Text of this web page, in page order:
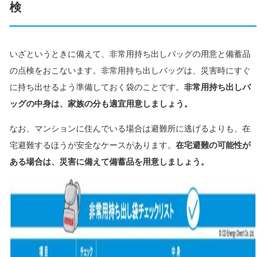
検
いざというときに備えて、非常用持ち出しバッグの用意と備蓄品
の点検をおこないます。非常用持ち出しバッグは、災害時にすぐ
に持ち出せるよう準備しておく袋のことです。 非常用持ち出しバ
ッグの中身は、家族の分も適宜用意しましょう。
なお、マンションに住んでいる場合は避難所に逃げるよりも、在
宅避難するほうが安全なケースがあります。 在宅避難の可能性が
ある場合は、災害に備えて備蓄品を用意しましょう。